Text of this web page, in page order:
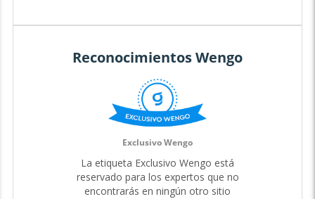
significado, estoy aquí para caminar contigo en cada paso
de tu sendero. Conmigo, no solo encontrarás respuestas,
sino que también descubrirás un espacio seguro para
explorar tu verdad interior.
Mi propia exploración del alma me ha llevado a conectar
con la sabiduría ancestral, y ahora comparto este camino
con lo sagrado.
A través de mis dones espirituales y mi capacidad de guía,
Reconocimientos Wengo
Exclusivo Wengo
La etiqueta Exclusivo Wengo está
reservado para los expertos que no
encontrarás en ningún otro sitio